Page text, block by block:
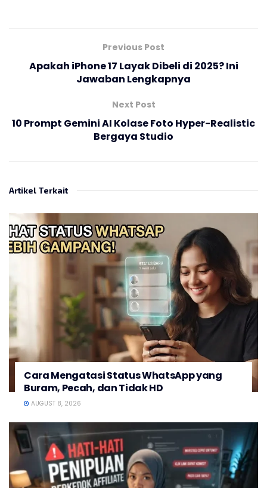
Previous Post
Apakah iPhone 17 Layak Dibeli di 2025? Ini
Jawaban Lengkapnya
Next Post
10 Prompt Gemini AI Kolase Foto Hyper-Realistic
Bergaya Studio
Artikel Terkait
Cara Mengatasi Status WhatsApp yang
Buram, Pecah, dan Tidak HD
AUGUST 8, 2026